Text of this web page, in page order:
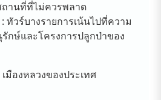
านที่ที่ไม่ควรพลาด
: ทัวร์บางรายการเน้นไปที่ความ
กษ์และโครงการปลูกป่าของ
มืองหลวงของประเทศ